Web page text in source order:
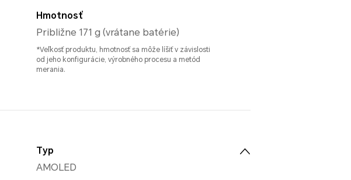
Hmotnosť
Približne 171 g (vrátane batérie)
*Veľkosť produktu, hmotnosť sa môže líšiť v závislosti
od jeho konfigurácie, výrobného procesu a metód
merania.
Typ
AMOLED